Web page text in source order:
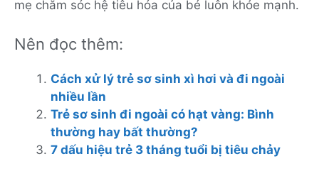
mẹ chăm sóc hệ tiêu hóa của bé luôn khỏe mạnh.
Nên đọc thêm:
Cách xử lý trẻ sơ sinh xì hơi và đi ngoài
nhiều lần
Trẻ sơ sinh đi ngoài có hạt vàng: Bình
thường hay bất thường?
7 dấu hiệu trẻ 3 tháng tuổi bị tiêu chảy